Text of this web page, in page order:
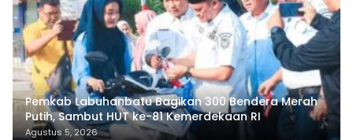
Pemkab Labuhanbatu Bagikan 300 Bendera Merah
Putih, Sambut HUT ke-81 Kemerdekaan RI
Agustus 5, 2026